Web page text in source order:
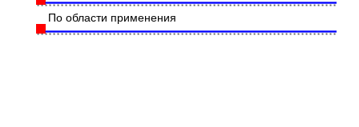
По области применения